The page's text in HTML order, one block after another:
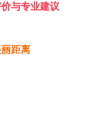
与专业建议
距离